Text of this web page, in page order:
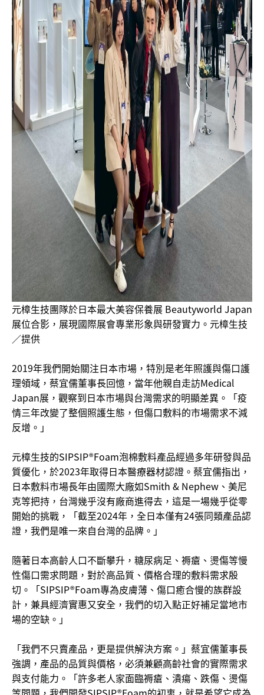
元樟生技團隊於日本最大美容保養展 Beautyworld Japan
展位合影，展現國際展會專業形象與研發實力。元樟生技
／提供
2019年我們開始關注日本市場，特別是老年照護與傷口護
理領域，蔡宜儒董事長回憶，當年他親自走訪Medical
Japan展，觀察到日本市場與台灣需求的明顯差異。「疫
情三年改變了整個照護生態，但傷口敷料的市場需求不減
反增。」
元樟生技的SIPSIP®Foam泡棉敷料產品經過多年研發與品
質優化，於2023年取得日本醫療器材認證。蔡宜儒指出，
日本敷料市場長年由國際大廠如Smith & Nephew、美尼
克等把持，台灣幾乎沒有廠商進得去，這是一場幾乎從零
開始的挑戰，「截至2024年，全日本僅有24張同類產品認
證，我們是唯一來自台灣的品牌。」
隨著日本高齡人口不斷攀升，糖尿病足、褥瘡、燙傷等慢
性傷口需求問題，對於高品質、價格合理的敷料需求殷
切。「SIPSIP®Foam專為皮膚薄、傷口癒合慢的族群設
計，兼具經濟實惠又安全，我們的切入點正好補足當地市
場的空缺。」
「我們不只賣產品，更是提供解決方案。」蔡宜儒董事長
強調，產品的品質與價格，必須兼顧高齡社會的實際需求
與支付能力。「許多老人家面臨褥瘡、潰瘍、跌傷、燙傷